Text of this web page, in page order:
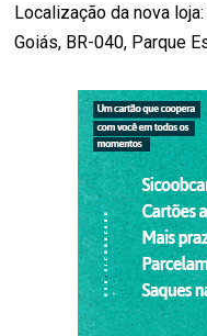
Localização da nova
Goiás, BR-040, Parque